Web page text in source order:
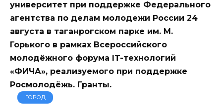
университет при поддержке Федерального
агентства по делам молодежи России 24
августа в таганрогском парке им. М.
Горького в рамках Всероссийского
молодёжного форума IT-технологий
«ФИЧА», реализуемого при поддержке
Росмолодёжь. Гранты.
ГОРОД